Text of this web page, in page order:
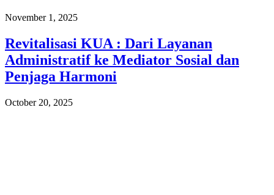
November 1, 2025
Revitalisasi KUA : Dari Layanan
Administratif ke Mediator Sosial dan
Penjaga Harmoni
October 20, 2025